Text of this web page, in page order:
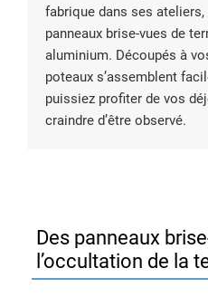
fabrique dans ses ateliers,
panneaux brise-vues de
aluminium. Découpés à
poteaux s’assemblent
puissiez profiter de vos
craindre d’être observé.
Des panneaux
l’occultation de la